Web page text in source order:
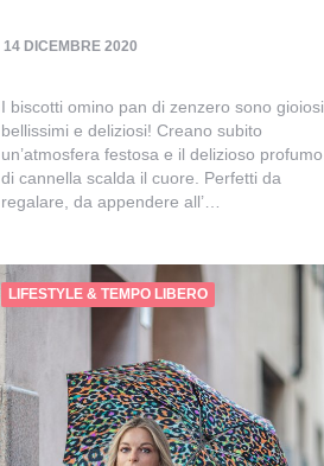
14 DICEMBRE 2020
I biscotti omino pan di zenzero sono gioiosi,
bellissimi e deliziosi! Creano subito
un’atmosfera festosa e il delizioso profumo
di cannella scalda il cuore. Perfetti da
regalare, da appendere all’…
LIFESTYLE & TEMPO LIBERO